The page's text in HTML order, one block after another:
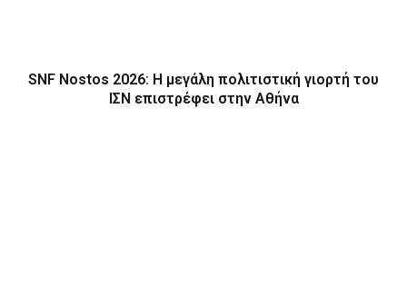
SNF Nostos 2026: Η μεγάλη πολιτιστική γιορτή του
ΙΣΝ επιστρέφει στην Αθήνα